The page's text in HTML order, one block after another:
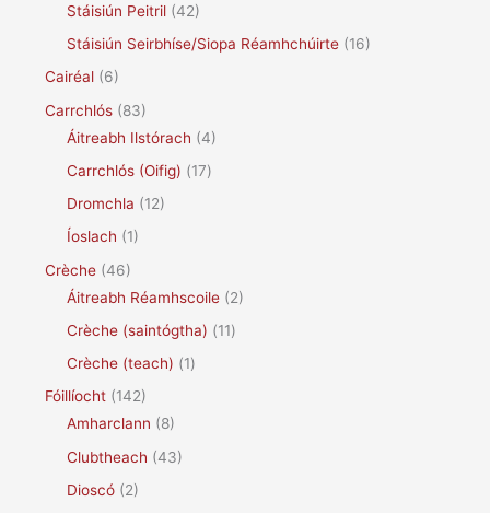
Stáisiún Peitril (42)
Stáisiún Seirbhíse/Siopa Réamhchúirte (16)
Cairéal (6)
Carrchlós (83)
Áitreabh Ilstórach (4)
Carrchlós (Oifig) (17)
Dromchla (12)
Íoslach (1)
Crèche (46)
Áitreabh Réamhscoile (2)
Crèche (saintógtha) (11)
Crèche (teach) (1)
Fóillíocht (142)
Amharclann (8)
Clubtheach (43)
Dioscó (2)